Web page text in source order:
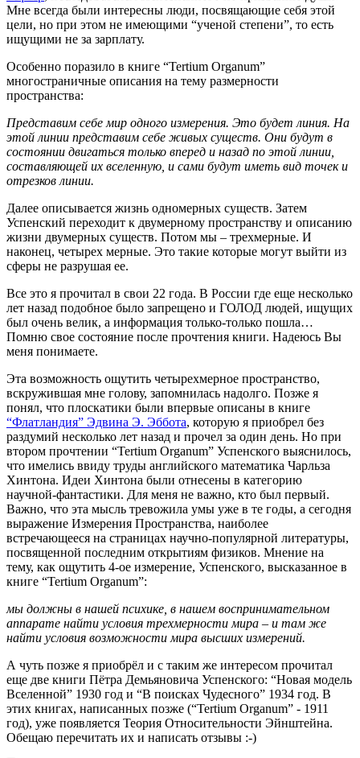
Мне всегда были интересны люди, посвящающие себя этой
цели, но при этом не имеющими “ученой степени”, то есть
ищущими не за зарплату.
Особенно поразило в книге “Tertium Organum”
многостраничные описания на тему размерности
пространства:
Представим себе мир одного измерения. Это будет линия. На
этой линии представим себе живых существ. Они будут в
состоянии двигаться только вперед и назад по этой линии,
составляющей их вселенную, и сами будут иметь вид точек и
отрезков линии.
Далее описывается жизнь одномерных существ. Затем
Успенский переходит к двумерному пространству и описанию
жизни двумерных существ. Потом мы – трехмерные. И
наконец, четырех мерные. Это такие которые могут выйти из
сферы не разрушая ее.
Все это я прочитал в свои 22 года. В России где еще несколько
лет назад подобное было запрещено и ГОЛОД людей, ищущих
был очень велик, а информация только-только пошла…
Помню свое состояние после прочтения книги. Надеюсь Вы
меня понимаете.
Эта возможность ощутить четырехмерное пространство,
вскружившая мне голову, запомнилась надолго. Позже я
понял, что плоскатики были впервые описаны в книге
“Флатландия” Эдвина Э. Эббота, которую я приобрел без
раздумий несколько лет назад и прочел за один день. Но при
втором прочтении “Tertium Organum” Успенского выяснилось,
что имелись ввиду труды английского математика Чарльза
Хинтона. Идеи Хинтона были отнесены в категорию
научной-фантастики. Для меня не важно, кто был первый.
Важно, что эта мысль тревожила умы уже в те годы, а сегодня
выражение Измерения Пространства, наиболее
встречающееся на страницах научно-популярной литературы,
посвященной последним открытиям физиков. Мнение на
тему, как ощутить 4-ое измерение, Успенского, высказанное в
книге “Tertium Organum”:
мы должны в нашей психике, в нашем воспринимательном
аппарате найти условия трехмерности мира – и там же
найти условия возможности мира высших измерений.
А чуть позже я приобрёл и с таким же интересом прочитал
еще две книги Пётра Демьяновича Успенского: “Новая модель
Вселенной” 1930 год и “В поисках Чудесного” 1934 год. В
этих книгах, написанных позже (“Tertium Organum” - 1911
год), уже появляется Теория Относительности Эйнштейна.
Обещаю перечитать их и написать отзывы :-)